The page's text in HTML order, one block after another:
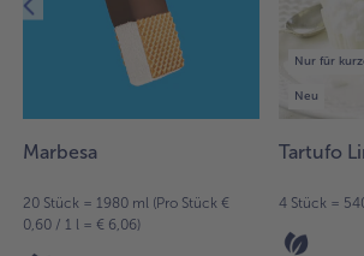
Artikel
Marbesa
20 Stück = 1980 ml (Pro Stück €
0,60 / 1 l = € 6,06)
Nur für
Neu
Tartufo
4 Stück =